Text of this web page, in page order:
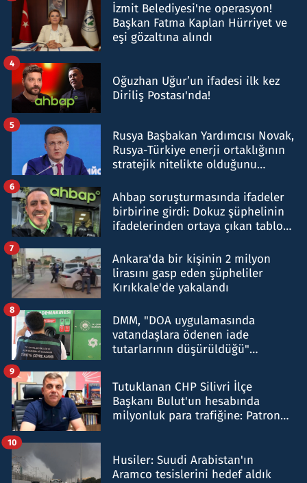
İzmit Belediyesi'ne operasyon!
Başkan Fatma Kaplan Hürriyet ve
eşi gözaltına alındı
Oğuzhan Uğur’un ifadesi ilk kez
Diriliş Postası'nda!
4
Rusya Başbakan Yardımcısı Novak,
Rusya-Türkiye enerji ortaklığının
stratejik nitelikte olduğunu
5
Ahbap soruşturmasında ifadeler
birbirine girdi: Dokuz şüphelinin
ifadelerinden ortaya çıkan tablo
6
Ankara'da bir kişinin 2 milyon
lirasını gasp eden şüpheliler
Kırıkkale'de yakalandı
7
DMM, "DOA uygulamasında
vatandaşlara ödenen iade
tutarlarının düşürüldüğü"
8
Tutuklanan CHP Silivri İlçe
Başkanı Bulut'un hesabında
milyonluk para trafiğine: Patron
9
Husiler: Suudi Arabistan'ın
Aramco tesislerini hedef aldık
10